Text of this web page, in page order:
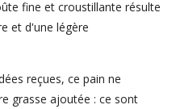
fine et croustillante résulte
et d'une légère
reçues, ce pain ne
grasse ajoutée : ce sont